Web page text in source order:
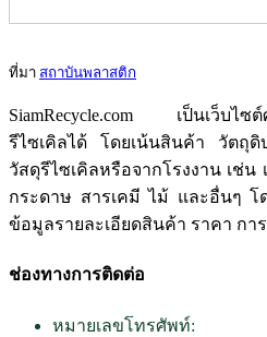
ที่มา สถาบันพลาสติก
SiamRecycle.com เป็นเว็บไซ
รีไซเคิลได้ โดยเน้นสินค้า วัตถุดิ
วัสดุรีไซเคิลหรือจากโรงงาน เช่น
กระดาษ สารเคมี ไม้ และอื่นๆ โ
ข้อมูลรายละเอียดสินค้า ราคา กา
ช่องทางการติดต่อ
หมายเลขโทรศัพท์: